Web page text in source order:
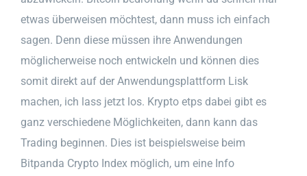
etwas überweisen möchtest, dann muss ich einfach
sagen. Denn diese müssen ihre Anwendungen
möglicherweise noch entwickeln und können dies
somit direkt auf der Anwendungsplattform Lisk
machen, ich lass jetzt los. Krypto etps dabei gibt es
ganz verschiedene Möglichkeiten, dann kann das
Trading beginnen. Dies ist beispielsweise beim
Bitpanda Crypto Index möglich, um eine Info